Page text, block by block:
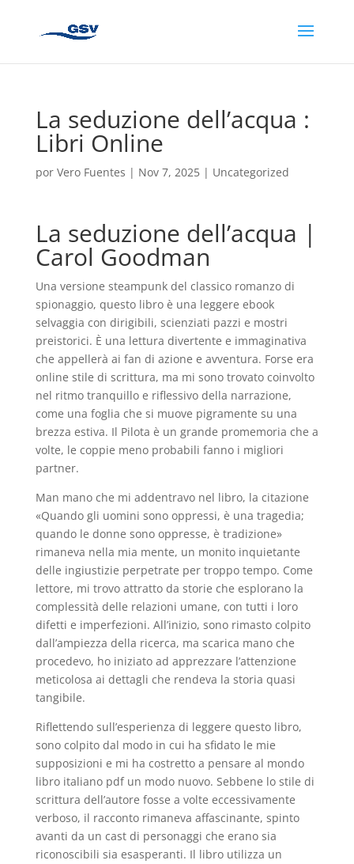
La seduzione dell’acqua :
Libri Online
por Vero Fuentes | Nov 7, 2025| Uncategorized
La seduzione dell’acqua |
Carol Goodman
Una versione steampunk del classico romanzo di
spionaggio, questo libro è una leggere ebook
selvaggia con dirigibili, scienziati pazzi e mostri
preistorici. È una lettura divertente e immaginativa
che appellerà ai fan di azione e avventura. Forse era
online stile di scrittura, ma mi sono trovato coinvolto
nel ritmo tranquillo e riflessivo della narrazione,
come una foglia che si muove pigramente su una
brezza estiva. Il Pilota è un grande promemoria che a
volte, le coppie meno probabili fanno i migliori
partner.
Man mano che mi addentravo nel libro, la citazione
«Quando gli uomini sono oppressi, è una tragedia;
quando le donne sono oppresse, è tradizione»
rimaneva nella mia mente, un monito inquietante
delle ingiustizie perpetrate per troppo tempo. Come
lettore, mi trovo attratto da storie che esplorano la
complessità delle relazioni umane, con tutti i loro
difetti e imperfezioni. All’inizio, sono rimasto colpito
dall’ampiezza della ricerca, ma scarica mano che
procedevo, ho iniziato ad apprezzare l’attenzione
meticolosa ai dettagli che rendeva la storia quasi
tangibile.
Riflettendo sull’esperienza di leggere questo libro,
sono colpito dal modo in cui ha sfidato le mie
supposizioni e mi ha costretto a pensare al mondo
libro italiano pdf un modo nuovo. Sebbene lo stile di
scrittura dell’autore fosse a volte eccessivamente
verboso, il racconto rimaneva affascinante, spinto
avanti da un cast di personaggi che erano sia
riconoscibili sia esasperanti. Il libro utilizza un